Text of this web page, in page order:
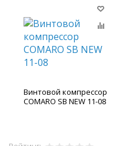
Винтовой компрессор
COMARO SB NEW 11-08